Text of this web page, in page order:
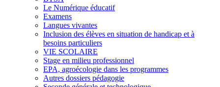
Le Numérique éducatif
Examens
Langues vivantes
Inclusion des élèves en situation de handicap et à
besoins particuliers
VIE SCOLAIRE
Stage en milieu professionnel
EPA, agroécologie dans les programmes
Autres dossiers pédagogie